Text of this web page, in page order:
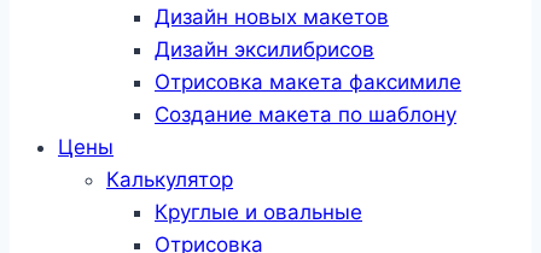
Дизайн новых макетов
Дизайн эксилибрисов
Отрисовка макета факсимиле
Создание макета по шаблону
Цены
Калькулятор
Круглые и овальные
Отрисовка